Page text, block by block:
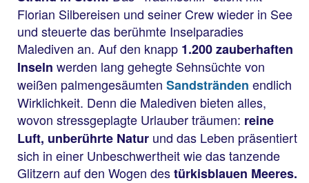
Florian Silbereisen und seiner Crew wieder in See
und steuerte das berühmte Inselparadies
Malediven an. Auf den knapp 1.200 zauberhaften
Inseln werden lang gehegte Sehnsüchte von
weißen palmengesäumten Sandstränden endlich
Wirklichkeit. Denn die Malediven bieten alles,
wovon stressgeplagte Urlauber träumen: reine
Luft, unberührte Natur und das Leben präsentiert
sich in einer Unbeschwertheit wie das tanzende
Glitzern auf den Wogen destürkisblauen Meeres.